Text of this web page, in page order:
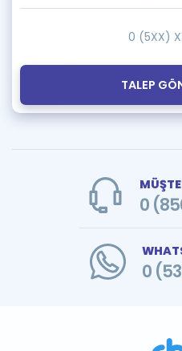
TALEP
0
0